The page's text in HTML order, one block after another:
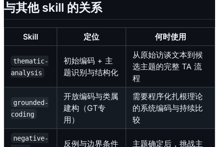
与其他 skill 的关系
Skill 定位 何时使用
thematic-
analysis
初始编码 + 主
题识别与结构化
从原始访谈文本到候
选主题的完整 TA 流
程
grounded-
coding
开放编码与类属
建构（GT专
用）
需要程序化扎根理论
的系统编码与持续比
较
negative-
反例与边界条件
主题确定后，挑战主